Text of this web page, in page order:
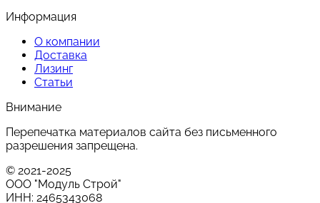
Информация
О компании
Доставка
Лизинг
Статьи
Внимание
Перепечатка материалов сайта без письменного
разрешения запрещена.
© 2021-2025
ООО "Модуль Строй"
ИНН: 2465343068